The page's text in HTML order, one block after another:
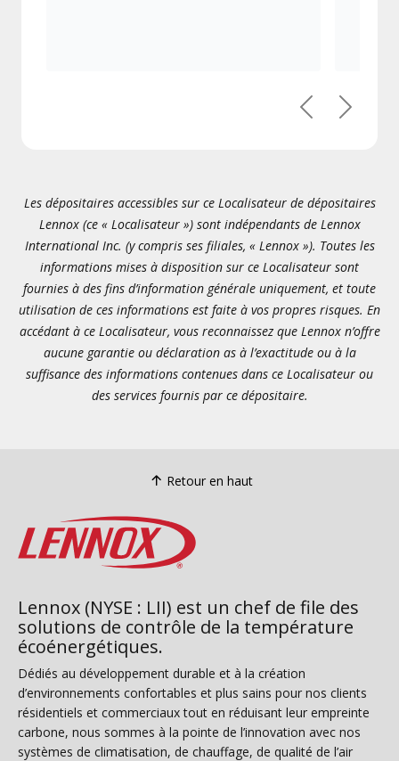
PrécédentSuivant
Les dépositaires accessibles sur ce Localisateur de dépositaires
Lennox (ce « Localisateur ») sont indépendants de Lennox
International Inc. (y compris ses filiales, « Lennox »). Toutes les
informations mises à disposition sur ce Localisateur sont
fournies à des fins d’information générale uniquement, et toute
utilisation de ces informations est faite à vos propres risques. En
accédant à ce Localisateur, vous reconnaissez que Lennox n’offre
aucune garantie ou déclaration as à l’exactitude ou à la
suffisance des informations contenues dans ce Localisateur ou
des services fournis par ce dépositaire.
Retour en haut
Lennox (NYSE : LII) est un chef de file des
solutions de contrôle de la température
écoénergétiques.
Dédiés au développement durable et à la création
d’environnements confortables et plus sains pour nos clients
résidentiels et commerciaux tout en réduisant leur empreinte
carbone, nous sommes à la pointe de l’innovation avec nos
systèmes de climatisation, de chauffage, de qualité de l’air